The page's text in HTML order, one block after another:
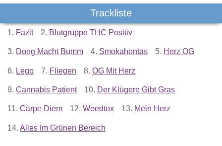
Trackliste
1. Fazit 2. Blutgruppe THC Positiv
3. Dong Macht Bumm 4. Smokahontas 5. Herz OG
6. Lego 7. Fliegen 8. OG Mit Herz
9. Cannabis Patient 10. Der Klügere Gibt Gras
11. Carpe Diem 12. Weedtox 13. Mein Herz
14. Alles Im Grünen Bereich